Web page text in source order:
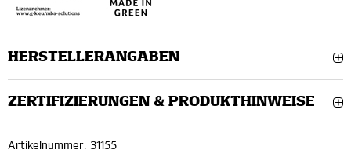
HERSTELLERANGABEN
ZERTIFIZIERUNGEN & PRODUKTHINWEISE
Artikelnummer: 31155